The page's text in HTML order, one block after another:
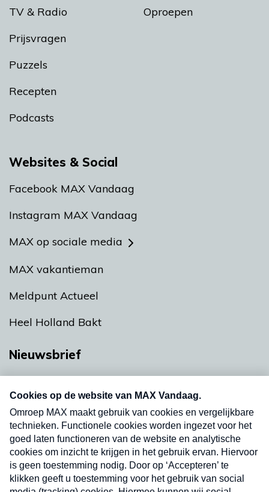
TV & Radio
Prijsvragen
Puzzels
Recepten
Podcasts
Oproepen
Websites & Social
Facebook MAX Vandaag
Instagram MAX Vandaag
MAX op sociale media
MAX vakantieman
Meldpunt Actueel
Heel Holland Bakt
Nieuwsbrief
Neem hier een gratis abonnement op onze
nieuwsbrief. Elke vrijdag- en dinsdagochtend in
uw mailbox.
Verzend